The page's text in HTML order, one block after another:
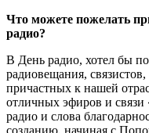
Что можете пожелать
радио?
В День радио, хотел бы
радиовещания,
причастных к нашей
отличных эфиров и связи
радио и слова
созданию, начиная с